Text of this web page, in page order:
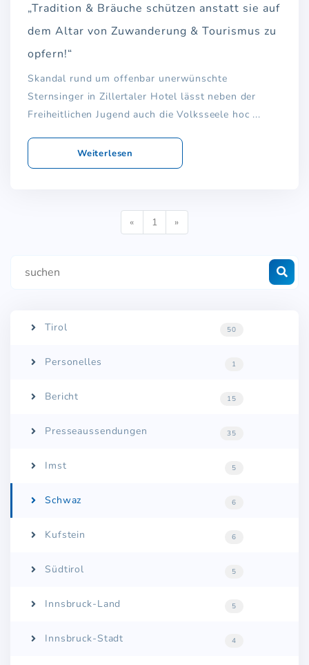
„Tradition & Bräuche schützen anstatt sie auf
dem Altar von Zuwanderung & Tourismus zu
opfern!“
Skandal rund um offenbar unerwünschte
Sternsinger in Zillertaler Hotel lässt neben der
Freiheitlichen Jugend auch die Volksseele hoc ...
Weiterlesen
«Previous
1 »
Tirol 50
Personelles 1
Bericht 15
Presseaussendungen 35
Imst 5
Schwaz 6
Kufstein 6
Südtirol 5
Innsbruck-Land 5
Innsbruck-Stadt 4